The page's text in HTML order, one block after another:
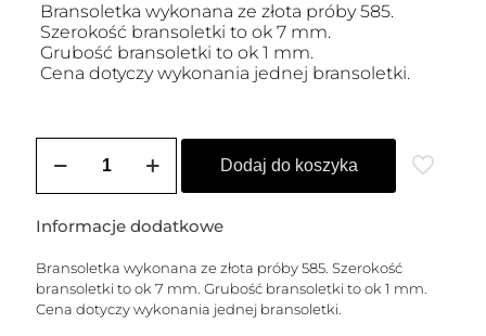
Bransoletka wykonana ze złota próby 585.
Szerokość bransoletki to ok 7 mm.
Grubość bransoletki to ok 1 mm.
Cena dotyczy wykonania jednej bransoletki.
Bransoletka
Clasic
Dodaj do koszyka
Informacje dodatkowe
Bransoletka wykonana ze złota próby 585. Szerokość
bransoletki to ok 7 mm. Grubość bransoletki to ok 1 mm.
Cena dotyczy wykonania jednej bransoletki.